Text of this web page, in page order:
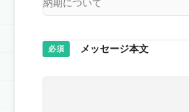
必須 メッセージ本文